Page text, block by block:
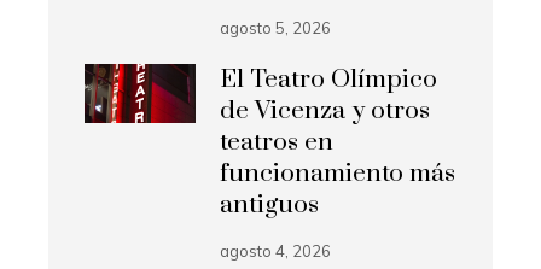
agosto 5, 2026
El Teatro Olímpico
de Vicenza y otros
teatros en
funcionamiento más
antiguos
agosto 4, 2026